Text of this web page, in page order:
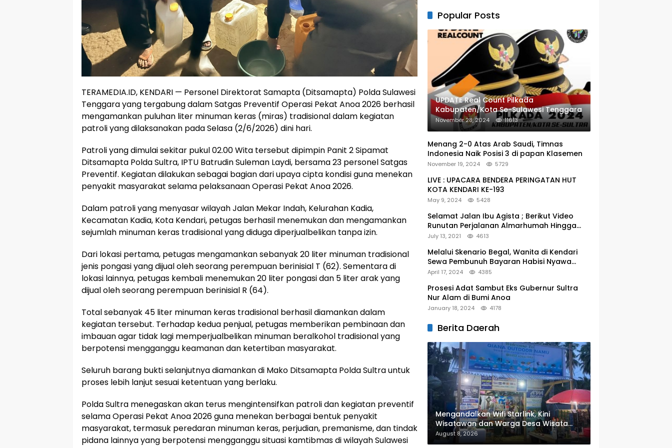
TERAMEDIA.ID, KENDARI — Personel Direktorat Samapta (Ditsamapta) Polda Sulawesi
Tenggara yang tergabung dalam Satgas Preventif Operasi Pekat Anoa 2026 berhasil
mengamankan puluhan liter minuman keras (miras) tradisional dalam kegiatan
patroli yang dilaksanakan pada Selasa (2/6/2026) dini hari.
Patroli yang dimulai sekitar pukul 02.00 Wita tersebut dipimpin Panit 2 Sipamat
Ditsamapta Polda Sultra, IPTU Batrudin Suleman Laydi, bersama 23 personel Satgas
Preventif. Kegiatan dilakukan sebagai bagian dari upaya cipta kondisi guna menekan
penyakit masyarakat selama pelaksanaan Operasi Pekat Anoa 2026.
Dalam patroli yang menyasar wilayah Jalan Mekar Indah, Kelurahan Kadia,
Kecamatan Kadia, Kota Kendari, petugas berhasil menemukan dan mengamankan
sejumlah minuman keras tradisional yang diduga diperjualbelikan tanpa izin.
Dari lokasi pertama, petugas mengamankan sebanyak 20 liter minuman tradisional
jenis pongasi yang dijual oleh seorang perempuan berinisial T (62). Sementara di
lokasi lainnya, petugas kembali menemukan 20 liter pongasi dan 5 liter arak yang
dijual oleh seorang perempuan berinisial R (64).
Total sebanyak 45 liter minuman keras tradisional berhasil diamankan dalam
kegiatan tersebut. Terhadap kedua penjual, petugas memberikan pembinaan dan
imbauan agar tidak lagi memperjualbelikan minuman beralkohol tradisional yang
berpotensi mengganggu keamanan dan ketertiban masyarakat.
Seluruh barang bukti selanjutnya diamankan di Mako Ditsamapta Polda Sultra untuk
proses lebih lanjut sesuai ketentuan yang berlaku.
Polda Sultra menegaskan akan terus mengintensifkan patroli dan kegiatan preventif
selama Operasi Pekat Anoa 2026 guna menekan berbagai bentuk penyakit
masyarakat, termasuk peredaran minuman keras, perjudian, premanisme, dan tindak
pidana lainnya yang berpotensi mengganggu situasi kamtibmas di wilayah Sulawesi
Popular Posts
UPDATE Real Count Pilkada
Kabupaten/Kota Se-Sulawesi Tenggara
November 28, 2024 11613
Menang 2-0 Atas Arab Saudi, Timnas
Indonesia Naik Posisi 3 di papan Klasemen
November 19, 2024 5729
LIVE : UPACARA BENDERA PERINGATAN HUT
KOTA KENDARI KE-193
May 9, 2024 5428
Selamat Jalan Ibu Agista ; Berikut Video
Runutan Perjalanan Almarhumah Hingga
Menuju Peristirahatan Terakhir
July 13, 2021 4613
Melalui Skenario Begal, Wanita di Kendari
Sewa Pembunuh Bayaran Habisi Nyawa
Mertuanya
April 17, 2024 4385
Prosesi Adat Sambut Eks Gubernur Sultra
Nur Alam di Bumi Anoa
January 18, 2024 4178
Berita Daerah
Mengandalkan Wifi Starlink, Kini
Wisatawan dan Warga Desa Wisata
Namu Sudah Bisa Mengakses Transaksi
Digital
August 8, 2026